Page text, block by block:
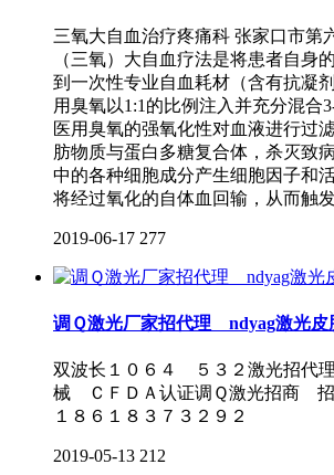
三氧大自血治疗疼痛科 张家口市第
（三氧）大自血疗法是将患者自身
到一次性专业自血耗材（含有抗凝
用臭氧以1:1的比例注入并充分混合
医用臭氧的强氧化性对血液进行过
肪物质与蛋白多糖复合体，杀灭致
中的各种细胞成分产生细胞因子和
将经过氧化的自体血回输，从而触
2019-06-17 277
调Ｑ激光厂家招代理 ndyag激光皮
双波长１０６４ ５３２激光招代
械 ＣＦＤＡ认证调Ｑ激光招商 招
１８６１８３７３２９２
2019-05-13 212